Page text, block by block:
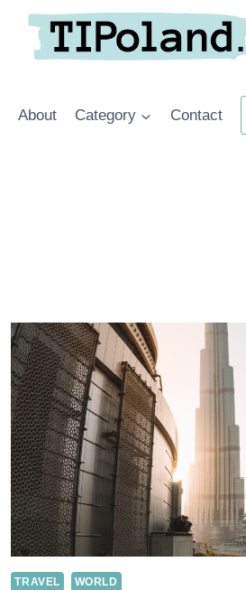
About Category Contact
TRAVEL WORLD